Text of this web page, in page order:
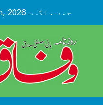
جمعہ. اگست 7th, 2026